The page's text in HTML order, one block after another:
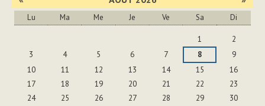
Lu Ma Me Je Ve Sa Di
1
2
3
4 5 6 7 8
9
10
11 12 13 14 15
16
17
18 19 20 21 22
23
24
25 26 27 28 29
30